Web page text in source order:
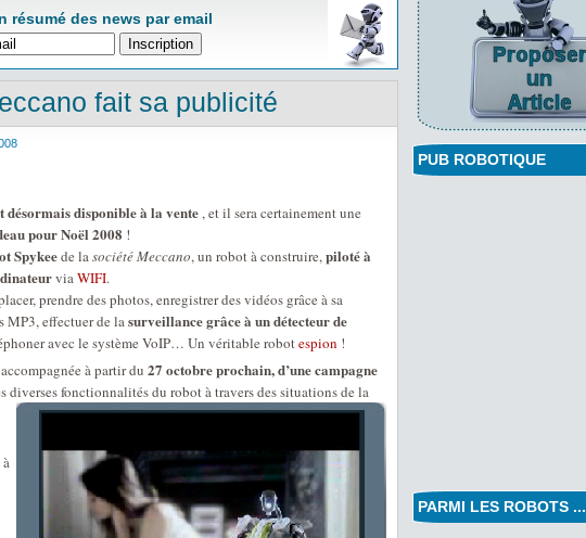
résumé des news par email
fait sa publicité
désormais disponible à la vente, et il sera certainement une
pour Noël 2008 !
Spykeede lasociété Meccano, un robot à construire,piloté à
viaWIFI.
prendre des photos, enregistrer des vidéos grâce à sa
MP3, effectuer de lasurveillance grâce à un détecteur de
avec le système VoIP… Un véritable robotespion !
à partir du 27 octobre prochain, d’une campagne
diverses fonctionnalités du robot à travers des situations de la
PUB ROBOTIQUE
PARMI LES ROBOTS ...